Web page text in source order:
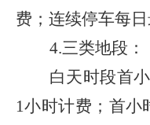
费；连续停车每
4.三类地段：
白天时段首
1小时计费；首小